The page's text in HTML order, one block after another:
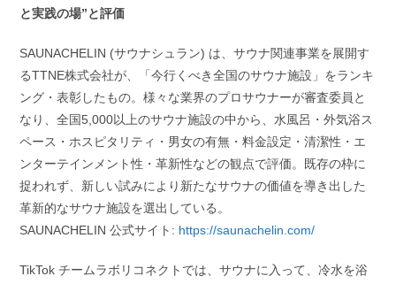
と実践の場”と評価
SAUNACHELIN (サウナシュラン) は、サウナ関連事業を展開す
るTTNE株式会社が、「今行くべき全国のサウナ施設」をランキ
ング・表彰したもの。様々な業界のプロサウナーが審査委員と
なり、全国5,000以上のサウナ施設の中から、水風呂・外気浴ス
ペース・ホスピタリティ・男女の有無・料金設定・清潔性・エ
ンターテインメント性・革新性などの観点で評価。既存の枠に
捉われず、新しい試みにより新たなサウナの価値を導き出した
革新的なサウナ施設を選出している。
SAUNACHELIN 公式サイト: https://saunachelin.com/
TikTok チームラボリコネクトでは、サウナに入って、冷水を浴